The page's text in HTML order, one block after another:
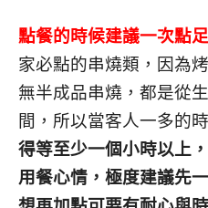
點餐的時候建議一次點
家必點的串燒類，因為
無半成品串燒，都是從
間，所以當客人一多的時
得等至少一個小時以上
用餐心情，極度建議先